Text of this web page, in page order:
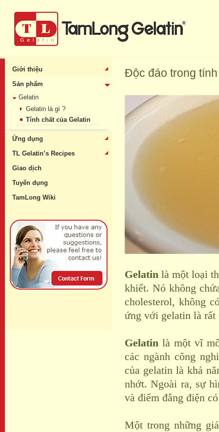
Giới thiệu
Sản phẩm
Gelatin
Gelatin là gì ?
Tính chất của Gelatin
Ứng dụng
TL Gelatin’s Recipes
Giao dịch
Tuyển dụng
TamLong Wiki
Độc đáo trong
Gelatinlà một loại
khiết. Nó không
cholesterol, không
ứng với gelatin là rất
Gelatin là một vĩ
các ngành công
của gelatin là khả
nhớt. Ngoài ra, sự
và điểm đẳng điện
Một trong những